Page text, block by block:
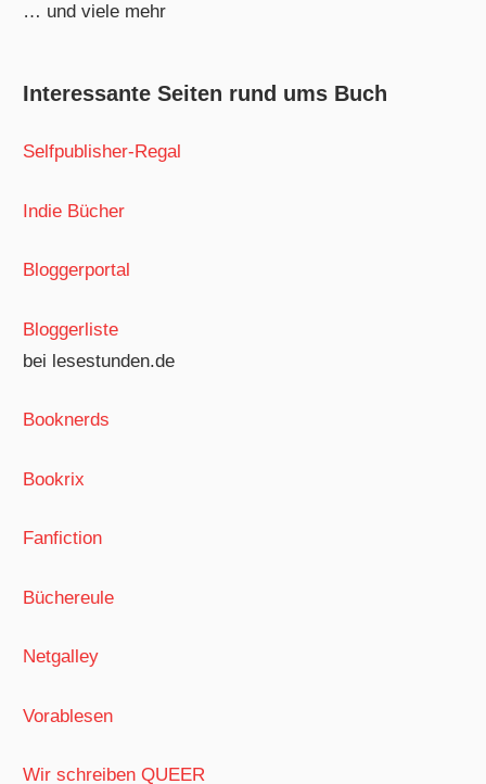
… und viele mehr
Interessante Seiten rund ums Buch
Selfpublisher-Regal
Indie Bücher
Bloggerportal
Bloggerliste
bei lesestunden.de
Booknerds
Bookrix
Fanfiction
Büchereule
Netgalley
Vorablesen
Wir schreiben QUEER